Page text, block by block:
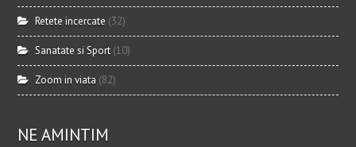
Retete incercate (32)
Sanatate si Sport (10)
Zoom in viata (82)
NE AMINTIM